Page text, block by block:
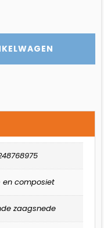
en composiet
zaagsnede